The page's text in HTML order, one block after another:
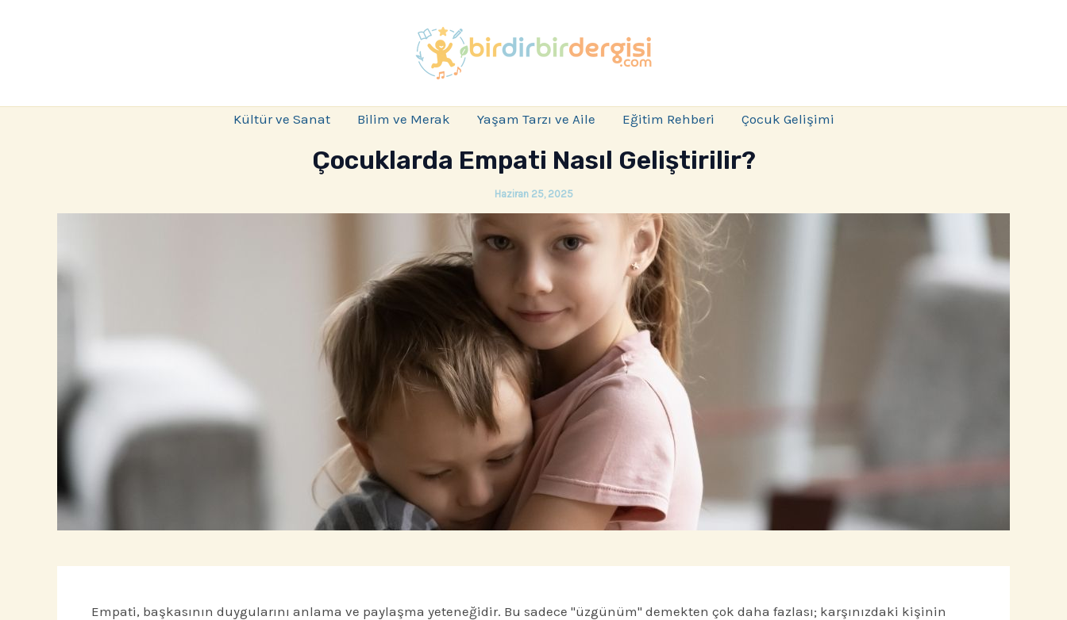
Kültür ve Sanat Bilim ve Merak Yaşam Tarzı ve Aile Eğitim Rehberi Çocuk Gelişimi
Çocuklarda Empati Nasıl Geliştirilir?
Haziran 25, 2025
Empati, başkasının duygularını anlama ve paylaşma yeteneğidir. Bu sadece "üzgünüm" demekten çok daha fazlası; karşınızdaki kişinin